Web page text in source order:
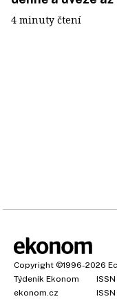
4 minuty čtení
Copyright ©1996-2026
Týdeník Ekonom
ISSN
ekonom.cz